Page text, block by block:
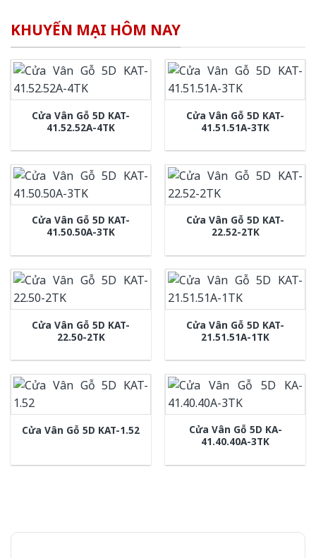
KHUYẾN MẠI HÔM NAY
Cửa Vân Gỗ 5D KAT-
41.52.52A-4TK
Cửa Vân Gỗ 5D KAT-
41.51.51A-3TK
Cửa Vân Gỗ 5D KAT-
41.50.50A-3TK
Cửa Vân Gỗ 5D KAT-
22.52-2TK
Cửa Vân Gỗ 5D KAT-
22.50-2TK
Cửa Vân Gỗ 5D KAT-
21.51.51A-1TK
Cửa Vân Gỗ 5D KAT-1.52
Cửa Vân Gỗ 5D KA-
41.40.40A-3TK